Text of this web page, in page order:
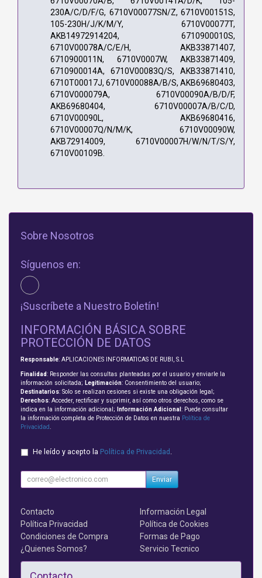
230A/C/D/F/G, 6710V00077SN/Z, 6710V00151S,
105-230H/J/K/M/Y, 6710V00077T,
AKB14972914204, 6710900010S,
6710V00078A/C/E/H, AKB33871407,
6710900011N, 6710V0007W, AKB33871409,
6710900014A, 6710V00083Q/S, AKB33871410,
6710T00017J, 6710V00088A/B/S, AKB69680403,
6710V000079A, 6710V00090A/B/D/F,
AKB69680404, 6710V00007A/B/C/D,
6710V00090L, AKB69680416,
6710V00007Q/N/M/K, 6710V00090W,
AKB72914009, 6710V00007H/W/N/T/S/Y,
6710V00109B.
Sobre Nosotros
Síguenos en:
¡Suscríbete a Nuestro Boletín!
INFORMACIÓN BÁSICA SOBRE
PROTECCIÓN DE DATOS
Responsable: APLICACIONES INFORMATICAS DE RUBI, S.L
Finalidad: Responder las consultas planteadas por el usuario y enviarle la
información solicitada; Legitimación: Consentimiento del usuario;
Destinatarios: Solo se realizan cesiones si existe una obligación legal;
Derechos: Acceder, rectificar y suprimir, así como otros derechos, como se
indica en la información adicional;
Información Adicional : Puede consultar
la información completa de Protección de Datos en nuestra Política de
Privacidad
He leído y acepto la Política de Privacidad
Enviar
Contacto
Información Legal
Política Privacidad
Política de Cookies
Condiciones de Compra
Formas de Pago
¿Quienes Somos?
Servicio Tecnico